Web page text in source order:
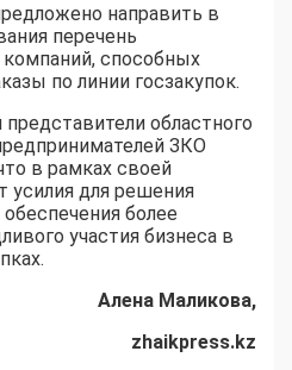
направить в
перечень
компаний, способных
по линии госзакупок.
областного
ЗКО
в рамках своей
усилия для решения
более
участия бизнеса в
Алена Маликова,
zhaikpress.kz